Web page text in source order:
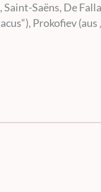
Saëns, De
Prokofiev (aus